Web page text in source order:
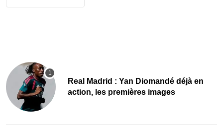
Real Madrid : Yan Diomandé déjà en
action, les premières images